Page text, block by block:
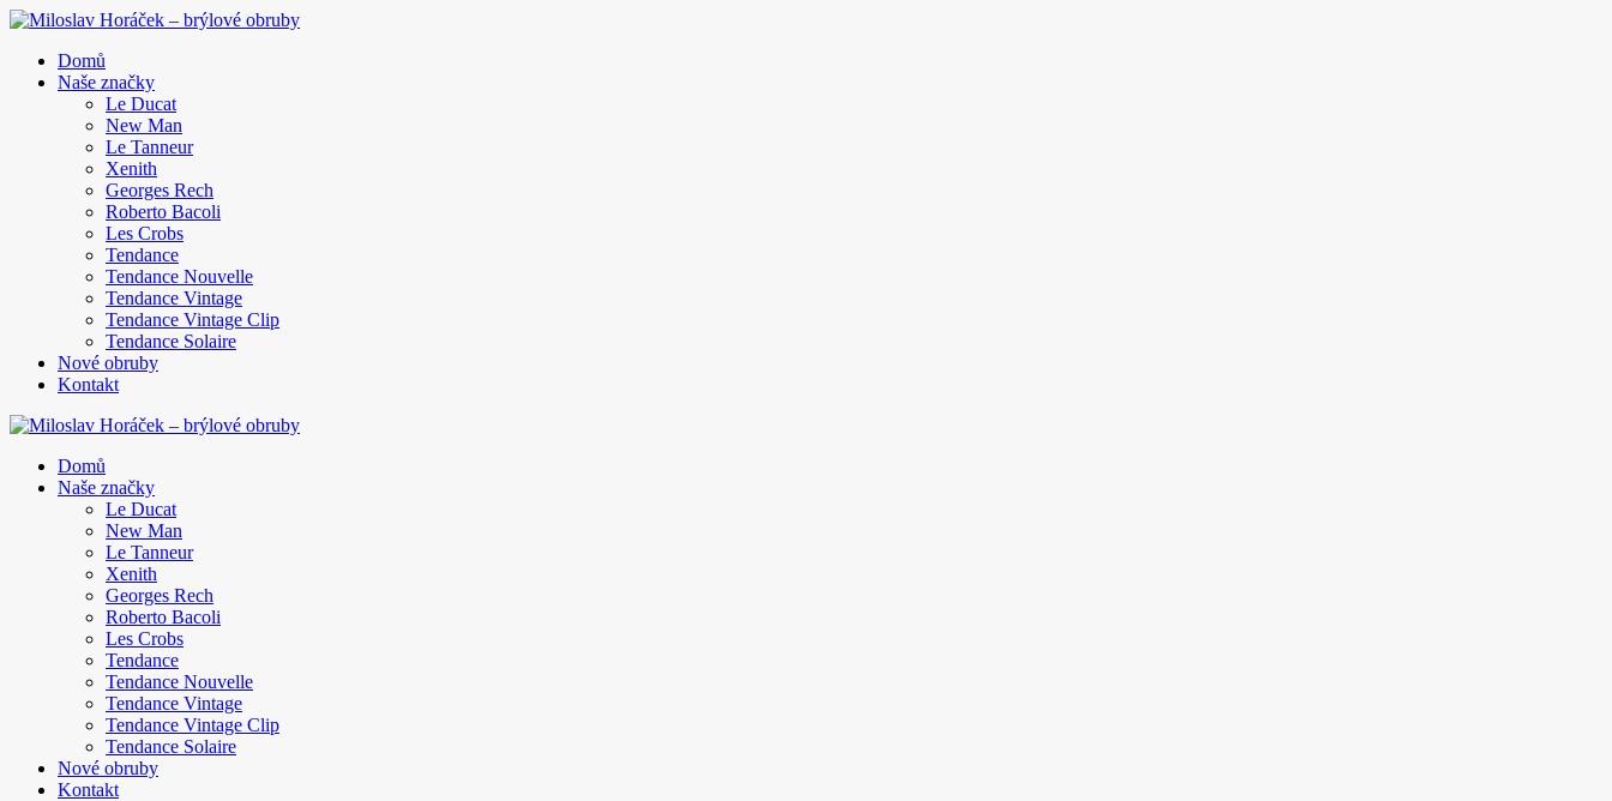
Domů
Naše značky
Le Ducat
New Man
Le Tanneur
Xenith
Georges Rech
Roberto Bacoli
Les Crobs
Tendance
Tendance Nouvelle
Tendance Vintage
Tendance Vintage Clip
Tendance Solaire
Nové obruby
Kontakt
Domů
Naše značky
Le Ducat
New Man
Le Tanneur
Xenith
Georges Rech
Roberto Bacoli
Les Crobs
Tendance
Tendance Nouvelle
Tendance Vintage
Tendance Vintage Clip
Tendance Solaire
Nové obruby
Kontakt